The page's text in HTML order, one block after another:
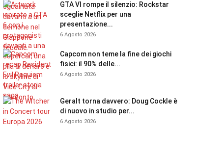
GTA VI rompe il silenzio: Rockstar
sceglie Netflix per una
presentazione...
6 Agosto 2026
Capcom non teme la fine dei giochi
fisici: il 90% delle...
6 Agosto 2026
Geralt torna davvero: Doug Cockle è
di nuovo in studio per...
6 Agosto 2026